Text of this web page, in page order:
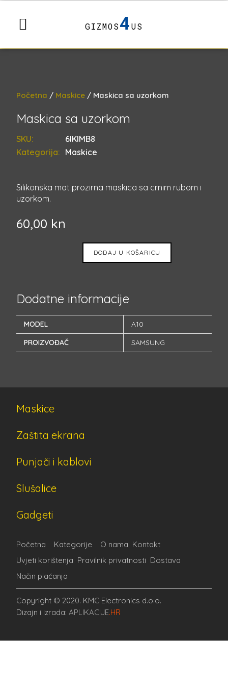
GIZMOS4US
Početna / Maskice / Maskica sa uzorkom
Maskica sa uzorkom
SKU:
6IKIMB8
Kategorija: Maskice
Silikonska mat prozirna maskica sa crnim rubom i
uzorkom.
60,00 kn
DODAJ U KOŠARICU
Dodatne informacije
MODEL
A10
PROIZVOĐAČ
SAMSUNG
Maskice
Zaštita ekrana
Punjači i kablovi
Slušalice
Gadgeti
Početna Kategorije O nama Kontakt
Uvjeti korištenja Pravilnik privatnosti Dostava
Način plaćanja
Copyright © 2020. KMC Electronics d.o.o.
Dizajn i izrada: APLIKACIJE.HR